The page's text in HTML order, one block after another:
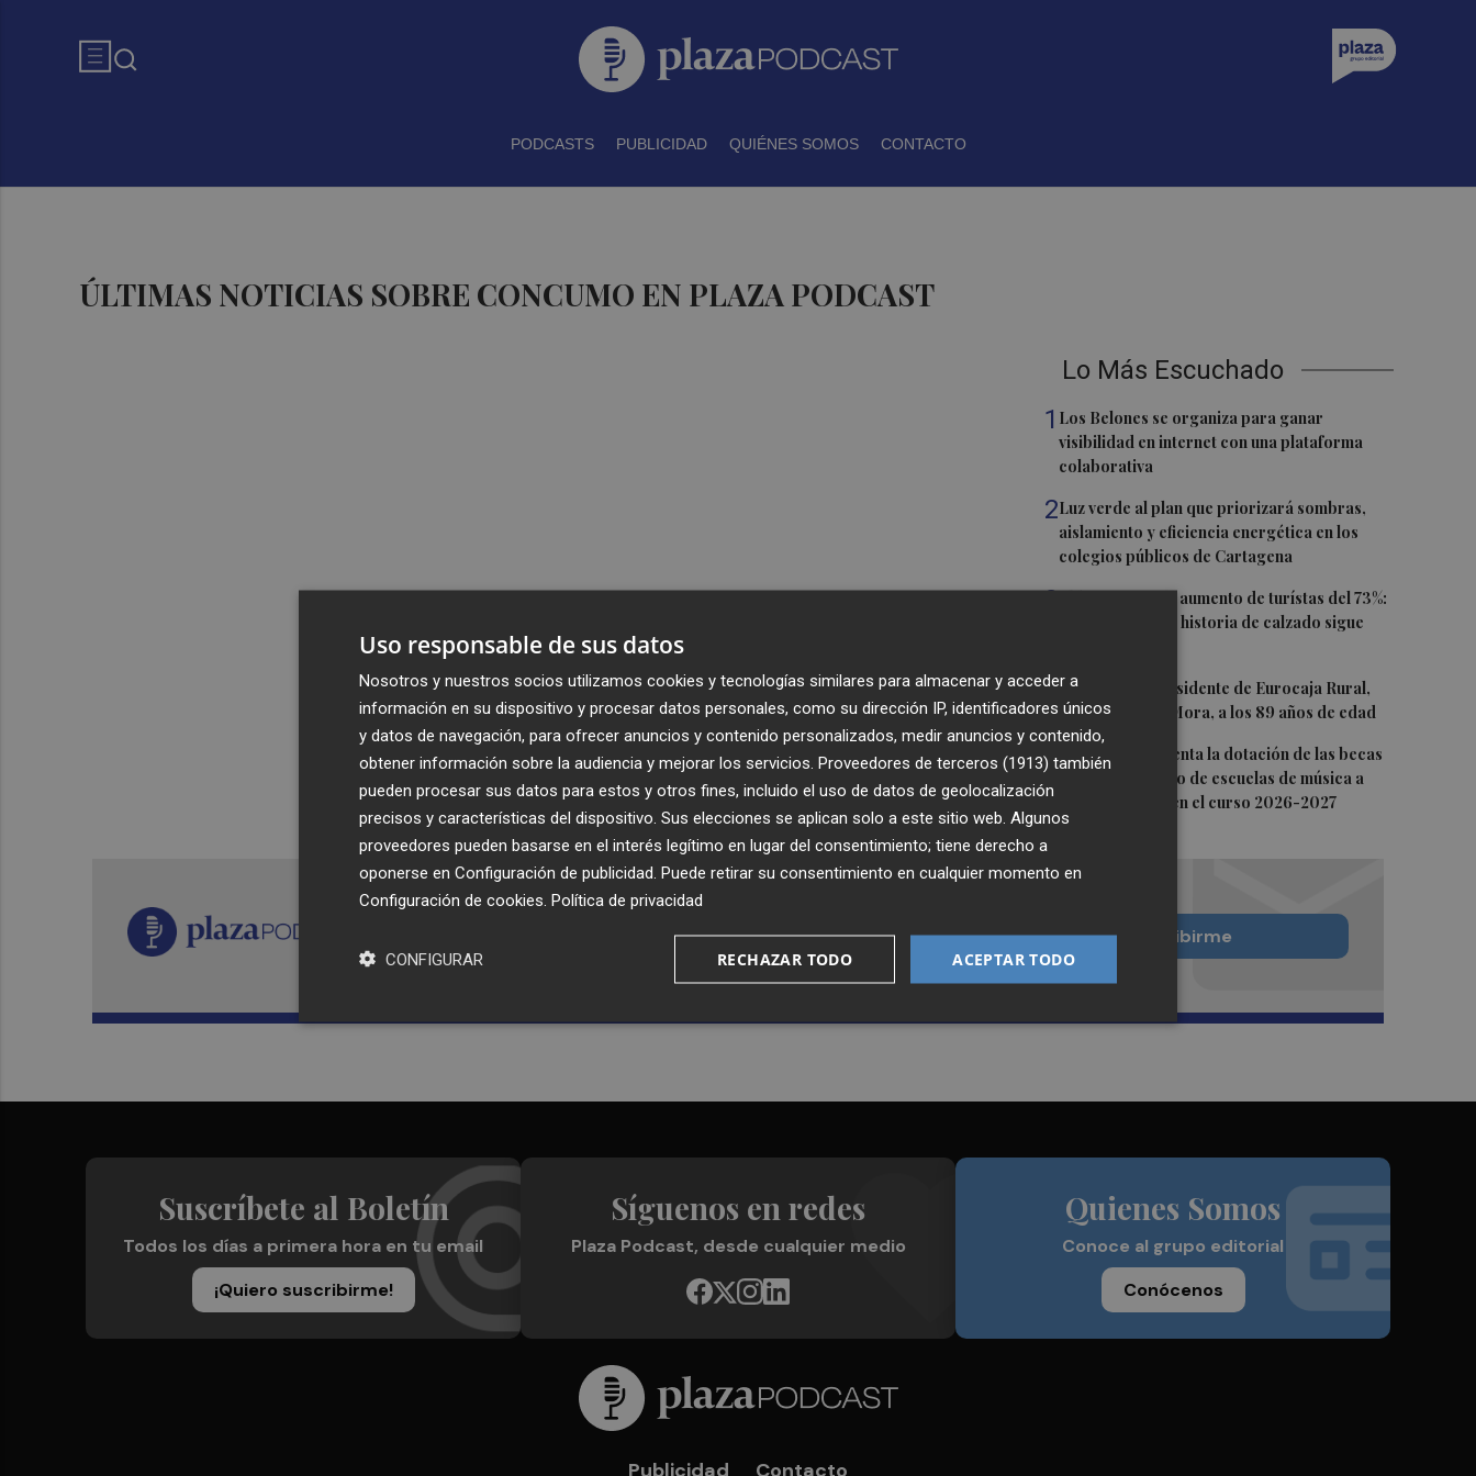
PODCASTS PUBLICIDAD QUIÉNES SOMOS CONTACTO
ÚLTIMAS NOTICIAS SOBRE CONCUMO EN PLAZA PODCAST
Lo Más Escuchado
1 Los Belones se organiza para ganar
visibilidad en internet con una plataforma
colaborativa
2Luz verde al plan que priorizará sombras,
aislamiento y eficiencia energética en los
colegios públicos de Cartagena
3Elda registra un aumento de turístas del 73%:
las compras y la historia de calzado sigue
4Fallece el expresidente de Eurocaja Rural,
Andrés Gómez Mora, a los 89 años de edad
5 CaixaBank aumenta la dotación de las becas
para el alumnado de escuelas de música a
275.000 euros en el curso 2026-2027
Recibe toda la actualidad de
Plaza Podcast en tu correo
Quiero suscribirme
Suscríbete al Boletín
Todos los días a primera hora en tu email
¡Quiero suscribirme!
Síguenos en redes
Plaza Podcast, desde cualquier medio
Quienes Somos
Conoce al grupo editorial
Conócenos
Publicidad Contacto
Uso responsable de sus datos
Nosotros y nuestros socios utilizamos cookies y tecnologías similares para almacenar y acceder a
información en su dispositivo y procesar datos personales, como su dirección IP, identificadores únicos
y datos de navegación, para ofrecer anuncios y contenido personalizados, medir anuncios y contenido,
obtener información sobre la audiencia y mejorar los servicios. Proveedores de terceros (1913) también
pueden procesar sus datos para estos y otros fines, incluido el uso de datos de geolocalización
precisos y características del dispositivo. Sus elecciones se aplican solo a este sitio web. Algunos
proveedores pueden basarse en el interés legítimo en lugar del consentimiento; tiene derecho a
oponerse en Configuración de publicidad . Puede retirar su consentimiento en cualquier momento en
Configuración de cookies Política de privacidad
ACEPTAR TODO
RECHAZAR TODO
CONFIGURAR